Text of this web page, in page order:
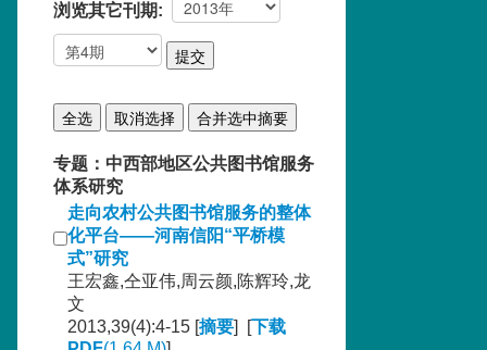
浏览其它刊期:
专题：中西部地区公共图书馆服务
体系研究
走向农村公共图书馆服务的整体
化平台——河南信阳“平桥模
式”研究
王宏鑫,仝亚伟,周云颜,陈辉玲,龙
文
2013,39(4):4-15 [摘要] [下载